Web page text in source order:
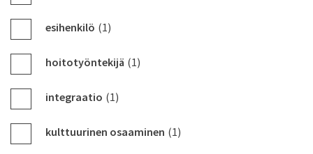
esihenkilö (1)
hoitotyöntekijä (1)
integraatio (1)
kulttuurinen osaaminen (1)